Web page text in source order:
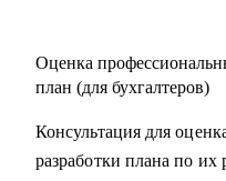
• Финансовым
• Бухгалтерам, которые
• Главным бухгалтерам,
Оценка
план (для бухгалтеров)
Консультация для
разработки плана по их